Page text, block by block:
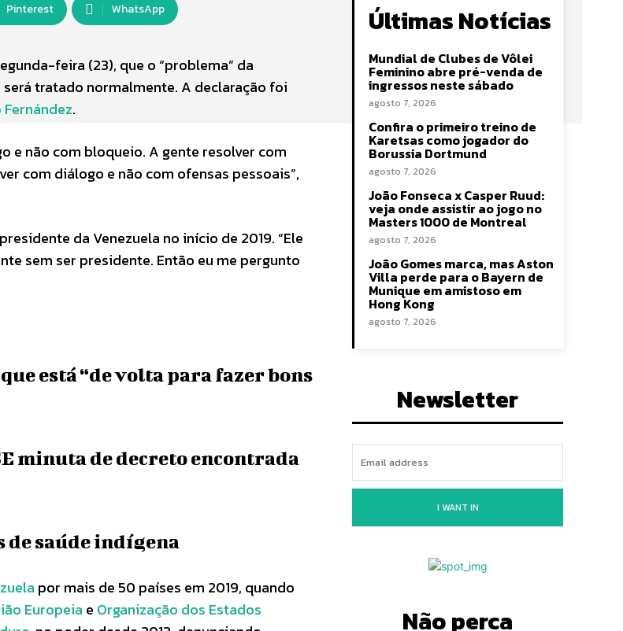
Pinterest WhatsApp
feira (23), que o “problema” da
tratado normalmente. A declaração foi
.
e não com bloqueio. A gente resolver com
com diálogo e não com ofensas pessoais”,
da Venezuela no início de 2019. “Ele
sem ser presidente. Então eu me pergunto
está “de volta para fazer bons
minuta de decreto encontrada
de saúde indígena
por mais de 50 países em 2019, quando
Europeia e Organização dos Estados
Últimas Notícias
Mundial de Clubes de Vôlei
Feminino abre pré-venda de
ingressos neste sábado
agosto 7, 2026
Confira o primeiro treino de
Karetsas como jogador do
Borussia Dortmund
agosto 7, 2026
João Fonseca x Casper Ruud:
veja onde assistir ao jogo no
Masters 1000 de Montreal
agosto 7, 2026
João Gomes marca, mas Aston
Villa perde para o Bayern de
Munique em amistoso em
Hong Kong
agosto 7, 2026
Newsletter
I WANT IN
Não perca